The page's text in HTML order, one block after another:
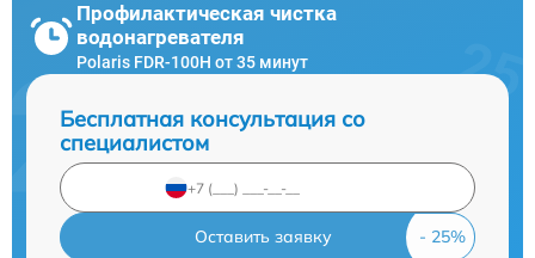
Профилактическая чистка
водонагревателя
Polaris FDR-100H от 35 минут
Бесплатная консультация со
специалистом
Оставить заявку